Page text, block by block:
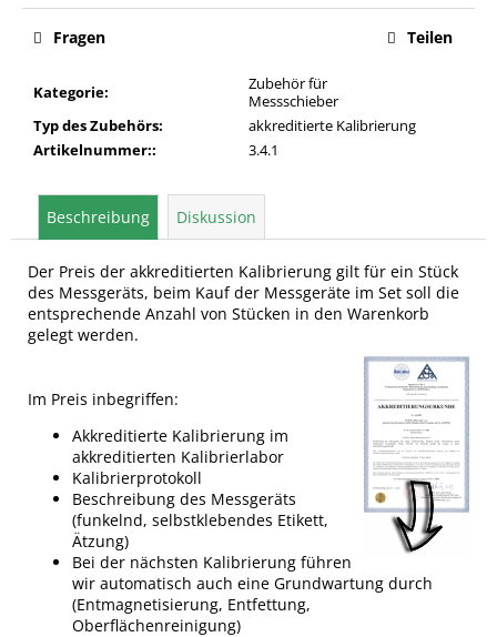
Kategorie:
Zubehör für
Messschieber
Typ des Zubehörs:
akkreditierte Kalibrierung
Artikelnummer:: 3.4.1
Fragen Teilen
Beschreibung Diskussion
Der Preis der akkreditierten Kalibrierung gilt für ein Stück
des Messgeräts, beim Kauf der Messgeräte im Set soll die
entsprechende Anzahl von Stücken in den Warenkorb
gelegt werden.
Im Preis inbegriffen:
Akkreditierte Kalibrierung im
akkreditierten Kalibrierlabor
Kalibrierprotokoll
Beschreibung des Messgeräts
(funkelnd, selbstklebendes Etikett,
Ätzung)
Bei der nächsten Kalibrierung führen
wir automatisch auch eine Grundwartung durch
(Entmagnetisierung, Entfettung,
Oberflächenreinigung)